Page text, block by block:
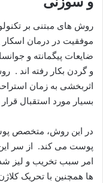
موفقیت در درمان
ضایعات پیگمانته و
بسیار مورد استقبال
در این روش، متخصص
پوست می کند. از سر
امر سبب تخریب و لیز
ها همچنین با تحریک